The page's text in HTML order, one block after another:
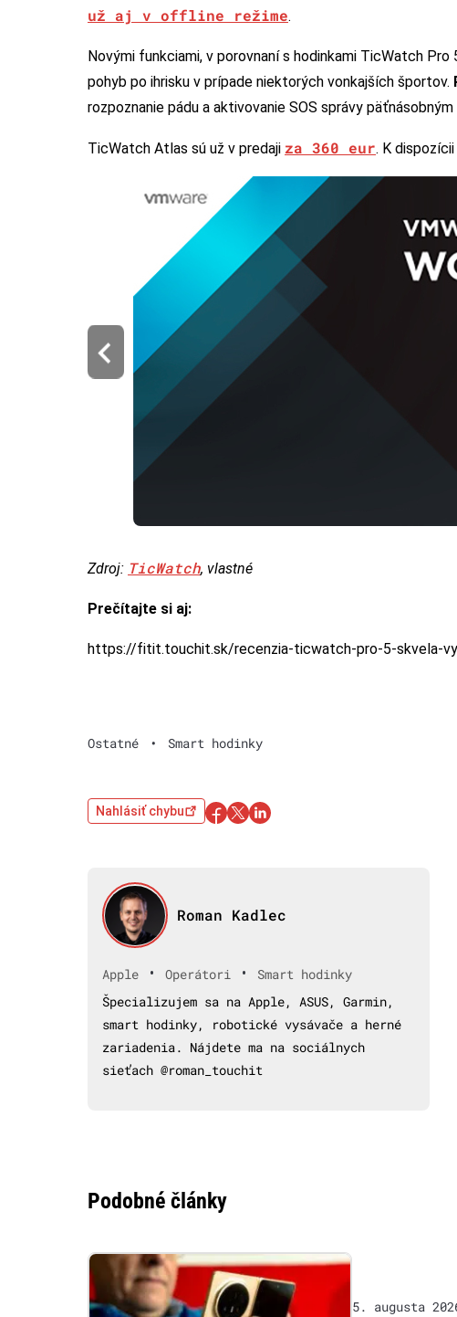
už aj v offline režime.
Novými funkciami, v porovnaní s hodinkami TicWatch Pro
pohyb po ihrisku v prípade niektorých vonkajších športov.
rozpoznanie pádu a aktivovanie SOS správy
TicWatch Atlas sú už v predaji za 360 eur. K
Zdroj: TicWatch, vlastné
Prečítajte si aj:
https://fitit.touchit.sk/recenzia-ticwatch-pro-5-skvela-
Ostatné • Smart hodinky
Nahlásiť chybu
Roman Kadlec
Apple • Operátori •
Smart hodinky
Špecializujem sa na Apple, ASUS, Garmin,
smart hodinky, robotické vysávače a herné
zariadenia. Nájdete ma na sociálnych
sieťach @roman_touchit
Podobné články
5. augusta